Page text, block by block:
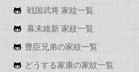
戦国武将 家紋一覧
幕末維新 家紋一覧
豊臣兄弟の家紋一覧
どうする家康の家紋一覧